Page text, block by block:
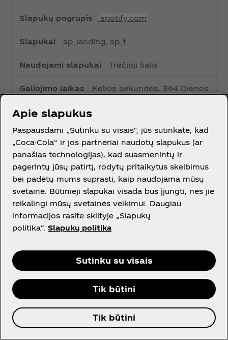
spotify.com
sp_landing, sp_t
Trečioji šalis
Kelios sekundės, 364 Dienos
_ttp
Trečioji šalis
89 Dienos
youtube.com
xxxxxxx, VISITOR_PRIVACY_METADATA,
Trečioji šalis
Seansas, 179 Dienos, Kelios
sekundės, 179 Dienos, 6442 Dienos
Apie slapukus
Paspausdami „Sutinku su visais“, jūs sutinkate, kad
„Coca-Cola“ ir jos partneriai naudotų slapukus (ar
panašias technologijas), kad suasmenintų ir
pagerintų jūsų patirtį, rodytų pritaikytus skelbimus
bei padėtų mums suprasti, kaip naudojama mūsų
svetainė. Būtinieji slapukai visada bus įjungti, nes jie
reikalingi mūsų svetainės veikimui. Daugiau
informacijos rasite skiltyje „Slapukų
politika“. Slapukų politika
Sutinku su visais
Tik būtini
Tik būtini